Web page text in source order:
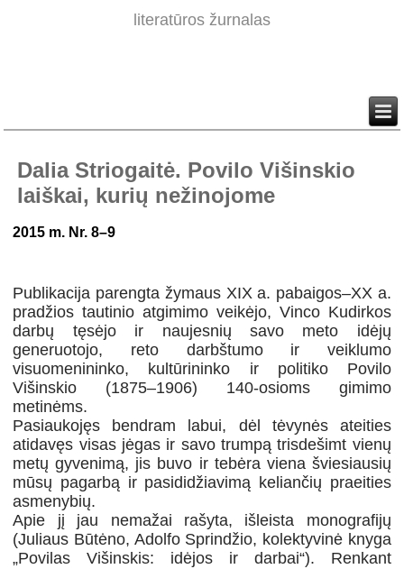
literatūros žurnalas
Dalia Striogaitė. Povilo Višinskio
laiškai, kurių nežinojome
2015 m. Nr. 8–9
Publikacija parengta žymaus XIX a. pabaigos–XX a.
pradžios tautinio atgimimo veikėjo, Vinco Kudirkos
darbų tęsėjo ir naujesnių savo meto idėjų
generuotojo, reto darbštumo ir veiklumo
visuomenininko, kultūrininko ir politiko Povilo
Višinskio (1875–1906) 140-osioms gimimo
metinėms.
Pasiaukojęs bendram labui, dėl tėvynės ateities
atidavęs visas jėgas ir savo trumpą trisdešimt vienų
metų gyvenimą, jis buvo ir tebėra viena šviesiausių
mūsų pagarbą ir pasididžiavimą keliančių praeities
asmenybių.
Apie jį jau nemažai rašyta, išleista monografijų
(Juliaus Būtėno, Adolfo Sprindžio, kolektyvinė knyga
„Povilas Višinskis: idėjos ir darbai“). Renkant